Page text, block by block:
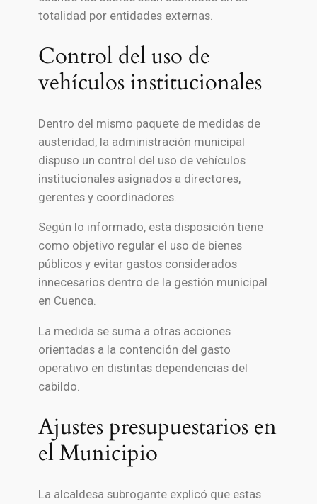
totalidad por entidades externas.
Control del uso de
vehículos institucionales
Dentro del mismo paquete de medidas de
austeridad, la administración municipal
dispuso un control del uso de vehículos
institucionales asignados a directores,
gerentes y coordinadores.
Según lo informado, esta disposición tiene
como objetivo regular el uso de bienes
públicos y evitar gastos considerados
innecesarios dentro de la gestión municipal
en Cuenca.
La medida se suma a otras acciones
orientadas a la contención del gasto
operativo en distintas dependencias del
cabildo.
Ajustes presupuestarios en
el Municipio
La alcaldesa subrogante explicó que estas